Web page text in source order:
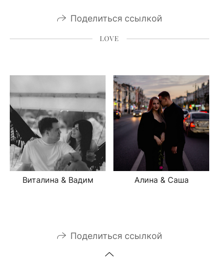
Поделиться ссылкой
LOVE
Виталина & Вадим Алина & Саша
Поделиться ссылкой